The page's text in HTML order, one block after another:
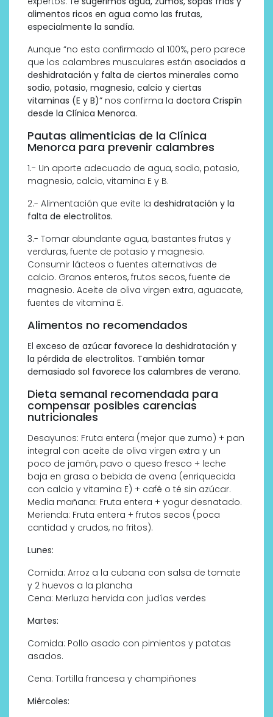
alimentos ricos en agua como las frutas,
especialmente la sandía.
Aunque “no esta confirmado al 100%, pero parece
que los calambres musculares están asociados a
deshidratación y falta de ciertos minerales como
sodio, potasio, magnesio, calcio y ciertas
vitaminas (E y B)” nos confirma la doctora Crispín
desde la Clínica Menorca.
Pautas alimenticias de la Clínica
Menorca para prevenir calambres
1.- Un aporte adecuado de agua, sodio, potasio,
magnesio, calcio, vitamina E y B.
2.- Alimentación que evite la deshidratación y la
falta de electrolitos.
3.- Tomar abundante agua, bastantes frutas y
verduras, fuente de potasio y magnesio.
Consumir lácteos o fuentes alternativas de
calcio. Granos enteros, frutos secos, fuente de
magnesio. Aceite de oliva virgen extra, aguacate,
fuentes de vitamina E.
Alimentos no recomendados
El exceso de azúcar favorece la deshidratación y
la pérdida de electrolitos. También tomar
demasiado sol favorece los calambres de verano.
Dieta semanal recomendada para
compensar posibles carencias
nutricionales
Desayunos: Fruta entera (mejor que zumo) + pan
integral con aceite de oliva virgen extra y un
poco de jamón, pavo o queso fresco + leche
baja en grasa o bebida de avena (enriquecida
con calcio y vitamina E) + café o té sin azúcar.
Media mañana: Fruta entera + yogur desnatado.
Merienda: Fruta entera + frutos secos (poca
cantidad y crudos, no fritos).
Lunes:
Comida: Arroz a la cubana con salsa de tomate
y 2 huevos a la plancha
Cena: Merluza hervida con judías verdes
Martes:
Comida: Pollo asado con pimientos y patatas
asados.
Cena: Tortilla francesa y champiñones
Miércoles: